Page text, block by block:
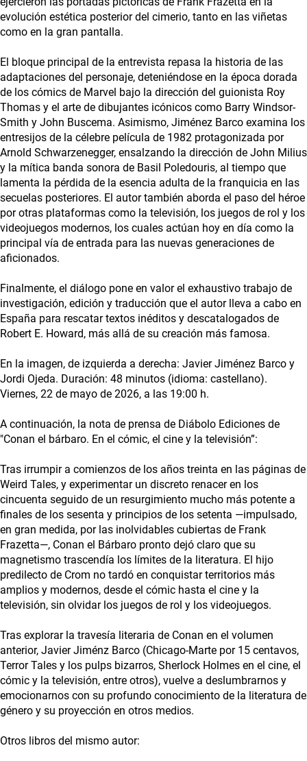
evolución estética posterior del cimerio, tanto en las viñetas
como en la gran pantalla.
El bloque principal de la entrevista repasa la historia de las
adaptaciones del personaje, deteniéndose en la época dorada
de los cómics de Marvel bajo la dirección del guionista Roy
Thomas y el arte de dibujantes icónicos como Barry Windsor-
Smith y John Buscema. Asimismo, Jiménez Barco examina los
entresijos de la célebre película de 1982 protagonizada por
Arnold Schwarzenegger, ensalzando la dirección de John Milius
y la mítica banda sonora de Basil Poledouris, al tiempo que
lamenta la pérdida de la esencia adulta de la franquicia en las
secuelas posteriores. El autor también aborda el paso del héroe
por otras plataformas como la televisión, los juegos de rol y los
videojuegos modernos, los cuales actúan hoy en día como la
principal vía de entrada para las nuevas generaciones de
aficionados.
Finalmente, el diálogo pone en valor el exhaustivo trabajo de
investigación, edición y traducción que el autor lleva a cabo en
España para rescatar textos inéditos y descatalogados de
Robert E. Howard, más allá de su creación más famosa.
En la imagen, de izquierda a derecha: Javier Jiménez Barco y
Jordi Ojeda. Duración: 48 minutos (idioma: castellano).
Viernes, 22 de mayo de 2026, a las 19:00 h.
A continuación, la nota de prensa de Diábolo Ediciones de
"Conan el bárbaro. En el cómic, el cine y la televisión”:
Tras irrumpir a comienzos de los años treinta en las páginas de
Weird Tales, y experimentar un discreto renacer en los
cincuenta seguido de un resurgimiento mucho más potente a
finales de los sesenta y principios de los setenta —impulsado,
en gran medida, por las inolvidables cubiertas de Frank
Frazetta—, Conan el Bárbaro pronto dejó claro que su
magnetismo trascendía los límites de la literatura. El hijo
predilecto de Crom no tardó en conquistar territorios más
amplios y modernos, desde el cómic hasta el cine y la
televisión, sin olvidar los juegos de rol y los videojuegos.
Tras explorar la travesía literaria de Conan en el volumen
anterior, Javier Jiménz Barco (Chicago-Marte por 15 centavos,
Terror Tales y los pulps bizarros, Sherlock Holmes en el cine, el
cómic y la televisión, entre otros), vuelve a deslumbrarnos y
emocionarnos con su profundo conocimiento de la literatura de
género y su proyección en otros medios.
Otros libros del mismo autor: